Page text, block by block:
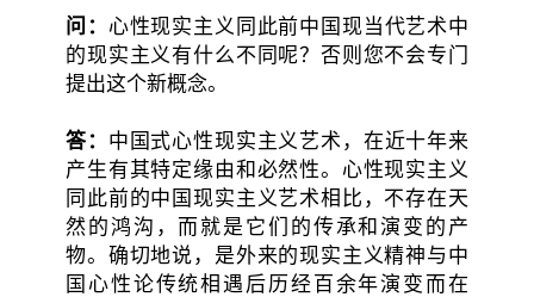
问： 心性现实主义同此前中国现当代艺术中
的现实主义有什么不同呢？否则您不会专门
提出这个新概念。
答： 中国式心性现实主义艺术，在近十年来
产生有其特定缘由和必然性。心性现实主义
同此前的中国现实主义艺术相比，不存在天
然的鸿沟，而就是它们的传承和演变的产
物。确切地说，是外来的现实主义精神与中
国心性论传统相遇后历经百余年演变而在